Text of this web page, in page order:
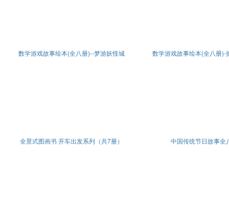
数学游戏故事绘本(全八册)--梦游妖怪城 数学游戏故事绘本(全八册)-
全景式图画书 开车出发系列（共7册） 中国传统节日故事全